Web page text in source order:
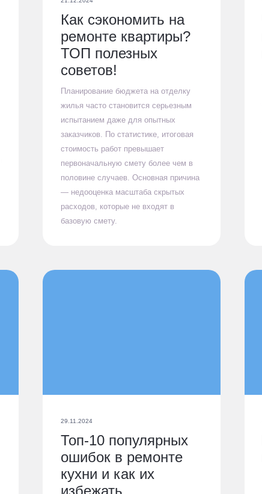
Как сэкономить на
ремонте квартиры?
ТОП полезных
советов!
Планирование бюджета на отделку
жилья часто становится серьезным
испытанием даже для опытных
заказчиков. По статистике, итоговая
стоимость работ превышает
первоначальную смету более чем в
половине случаев. Основная причина
— недооценка масштаба скрытых
расходов, которые не входят в
базовую смету.
29.11.2024
Топ-10 популярных
ошибок в ремонте
кухни и как их
избежать